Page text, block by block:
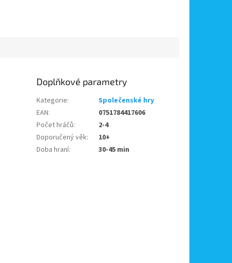
Doplňkové parametry
Kategorie:
Společenské hry
EAN:
0751784417606
Počet hráčů:
2-4
Doporučený věk:
10+
Doba hraní: 30-45 min